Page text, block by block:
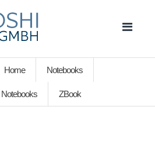
Home Notebooks
Notebooks ZBook